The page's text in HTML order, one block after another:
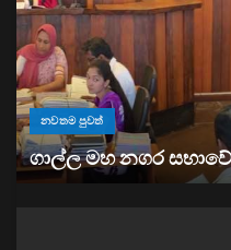
නවතම පුවත්
“ඉවත් වෙනු” තිබුණත්,
ඉහළට